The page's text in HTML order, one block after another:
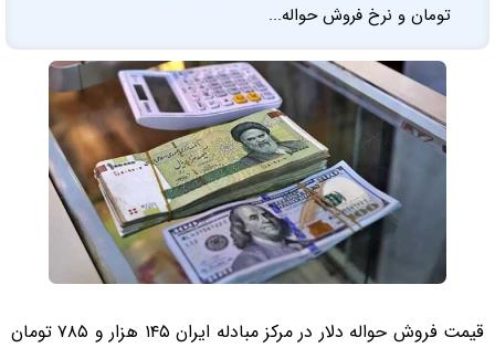
تومان و نرخ فروش حواله...
قیمت فروش حواله دلار در مرکز مبادله ایران ۱۴۵ هزار و ۷۸۵ تومان